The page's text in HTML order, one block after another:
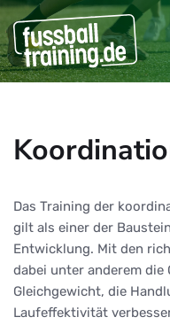
Das Training der
gilt als einer der
Entwicklung. Mit den
dabei unter anderem
Gleichgewicht, die
Laufeffektivität